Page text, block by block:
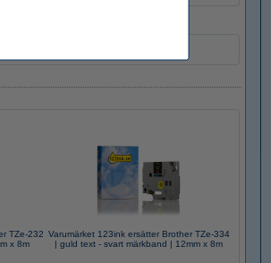
TZe-232
| 12mm x 8m
Varumärket 123ink ersätter Brother TZe-334
| guld text - svart märkband | 12mm x 8m